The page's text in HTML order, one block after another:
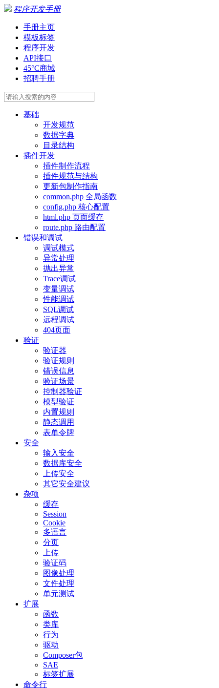
程序开发手册
手册主页
模板标签
程序开发
API接口
45°C商城
招聘手册
基础
开发规范
数据字典
目录结构
插件开发
插件制作流程
插件规范与结构
更新包制作指南
common.php 全局函数
config.php 核心配置
html.php 页面缓存
route.php 路由配置
错误和调试
调试模式
异常处理
抛出异常
Trace调试
变量调试
性能调试
SQL调试
远程调试
404页面
验证
验证器
验证规则
错误信息
验证场景
控制器验证
模型验证
内置规则
静态调用
表单令牌
安全
输入安全
数据库安全
上传安全
其它安全建议
杂项
缓存
Session
Cookie
多语言
分页
上传
验证码
图像处理
文件处理
单元测试
扩展
函数
类库
行为
驱动
Composer包
SAE
标签扩展
命令行